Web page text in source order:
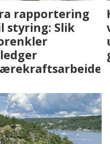
Det er i
Drammen det
skjer